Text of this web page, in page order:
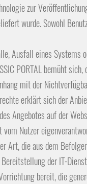
zur
wurde. Sowohl
Ausfall eines
PORTAL bemüht
mit der
erklärt sich der
Angebotes auf der
Nutzer
Art, die aus dem
der IT-
bereit, die